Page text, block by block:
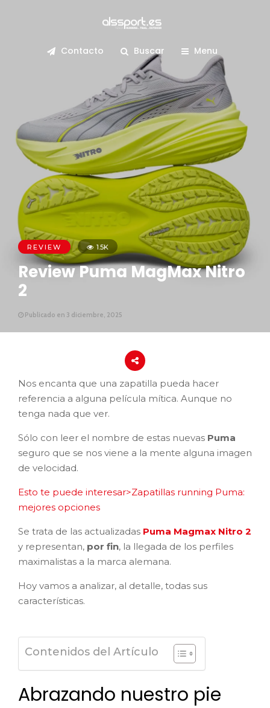
Contacto Buscar Menu
REVIEW 1.5K
Review Puma MagMax Nitro
2
Publicado en 3 diciembre, 2025
Nos encanta que una zapatilla pueda hacer
referencia a alguna película mítica. Aunque no
tenga nada que ver.
Sólo con leer el nombre de estas nuevas Puma
seguro que se nos viene a la mente alguna imagen
de velocidad.
Esto te puede interesar>Zapatillas running Puma:
mejores opciones
Se trata de las actualizadas Puma Magmax Nitro 2
y representan, por fin, la llegada de los perfiles
maximalistas a la marca alemana.
Hoy vamos a analizar, al detalle, todas sus
características.
Contenidos del Artículo
Abrazando nuestro pie